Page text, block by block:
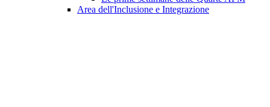
Area dell'Inclusione e Integrazione